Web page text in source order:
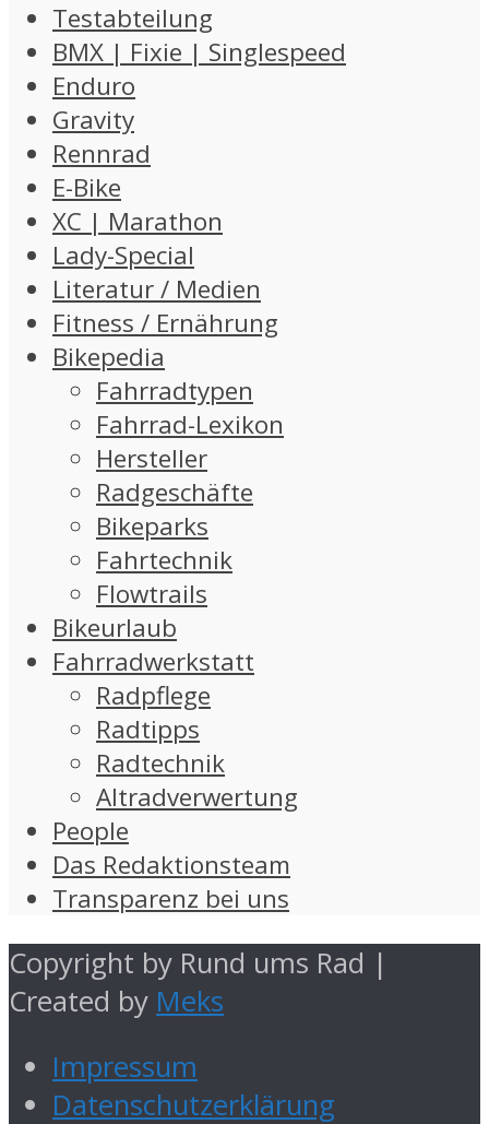
Testabteilung
BMX | Fixie | Singlespeed
Enduro
Gravity
Rennrad
E-Bike
XC | Marathon
Lady-Special
Literatur / Medien
Fitness / Ernährung
Bikepedia
Fahrradtypen
Fahrrad-Lexikon
Hersteller
Radgeschäfte
Bikeparks
Fahrtechnik
Flowtrails
Bikeurlaub
Fahrradwerkstatt
Radpflege
Radtipps
Radtechnik
Altradverwertung
People
Das Redaktionsteam
Transparenz bei uns
Copyright by Rund ums Rad |
Created by Meks
Impressum
Datenschutzerklärung